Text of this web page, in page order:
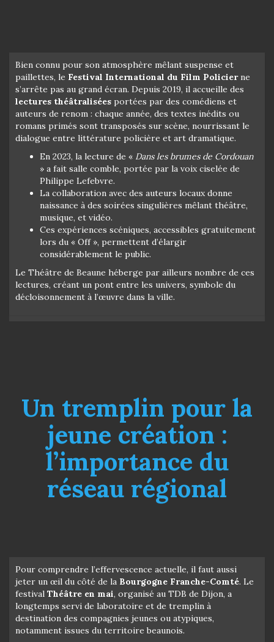
Bien connu pour son atmosphère mêlant suspense et
paillettes, le Festival International du Film Policierne
s’arrête pas au grand écran. Depuis 2019, il accueille des
lectures théâtralisées portées par des comédiens et
auteurs de renom : chaque année, des textes inédits ou
romans primés sont transposés sur scène, nourrissant le
dialogue entre littérature policière et art dramatique.
En 2023, la lecture de « Dans les brumes de Cordouan
» a fait salle comble, portée par la voix ciselée de
Philippe Lefebvre.
La collaboration avec des auteurs locaux donne
naissance à des soirées singulières mêlant théâtre,
musique, et vidéo.
Ces expériences scéniques, accessibles gratuitement
lors du « Off », permettent d’élargir
considérablement le public.
Le Théâtre de Beaune héberge par ailleurs nombre de ces
lectures, créant un pont entre les univers, symbole du
décloisonnement à l’œuvre dans la ville.
Un tremplin pour la
jeune création :
l’importance du
réseau régional
Pour comprendre l’effervescence actuelle, il faut aussi
jeter un œil du côté de la Bourgogne Franche-Comté. Le
festival Théâtre en mai, organisé au TDB de Dijon, a
longtemps servi de laboratoire et de tremplin à
destination des compagnies jeunes ou atypiques,
notamment issues du territoire beaunois.